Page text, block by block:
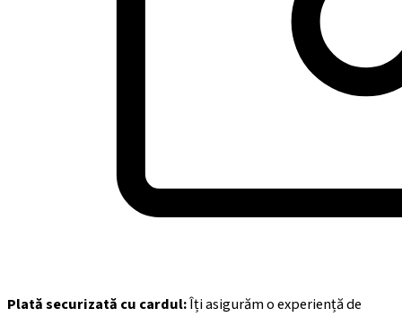
Plată securizată cu cardul:Îți asigurăm o experiență de